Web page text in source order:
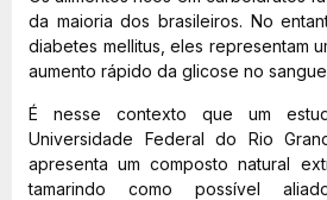
da maioria dos brasileiros. No
diabetes mellitus, eles representam
aumento rápido da glicose no
É nesse contexto que um
Universidade Federal do Rio
apresenta um composto natural
tamarindo como possível